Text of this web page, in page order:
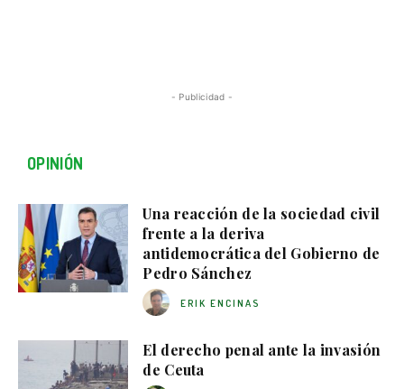
- Publicidad -
OPINIÓN
Una reacción de la sociedad civil
frente a la deriva
antidemocrática del Gobierno de
Pedro Sánchez
ERIK ENCINAS
El derecho penal ante la invasión
de Ceuta